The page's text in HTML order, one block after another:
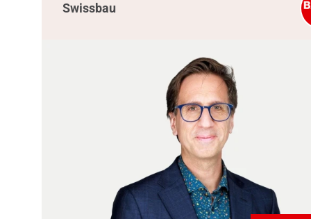
Swissbau